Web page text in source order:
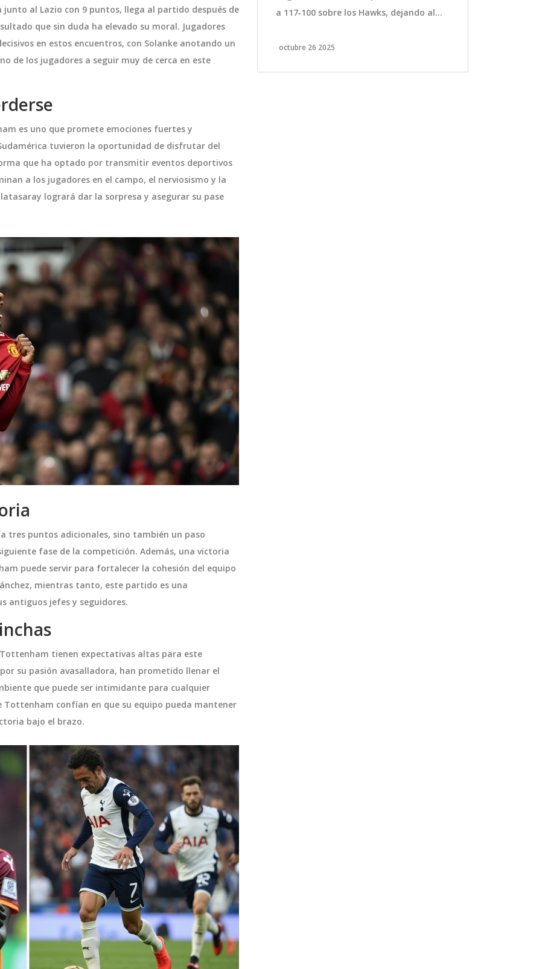
junto al Lazio con 9 puntos, llega al partido después de
que sin duda ha elevado su moral. Jugadores
en estos encuentros, con Solanke anotando un
de los jugadores a seguir muy de cerca en este
es uno que promete emociones fuertes y
tuvieron la oportunidad de disfrutar del
que ha optado por transmitir eventos deportivos
a los jugadores en el campo, el nerviosismo y la
logrará dar la sorpresa y asegurar su pase
tres puntos adicionales, sino también un paso
fase de la competición. Además, una victoria
puede servir para fortalecer la cohesión del equipo
mientras tanto, este partido es una
antiguos jefes y seguidores.
tienen expectativas altas para este
su pasión avasalladora, han prometido llenar el
que puede ser intimidante para cualquier
Tottenham confían en que su equipo pueda mantener
bajo el brazo.
en
y 7
su
que el Barcelona queda excluido por la
norma de dos equipos por país.
Impactos y opiniones expertas.
octubre 12 2025
a 117‑100 sobre los Hawks, dejando al
con 1‑2.
octubre 26 2025